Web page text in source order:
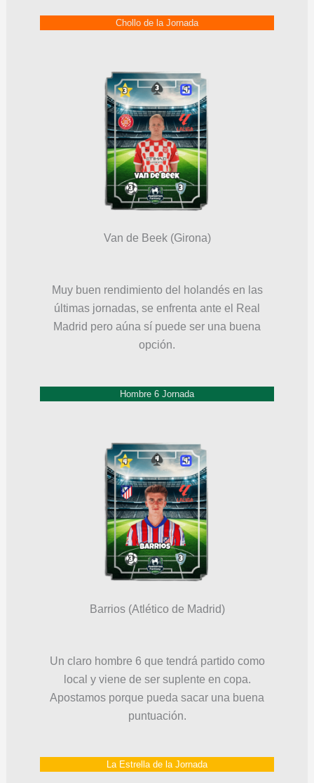
Chollo de la Jornada
Van de Beek (Girona)
Muy buen rendimiento del holandés en las
últimas jornadas, se enfrenta ante el Real
Madrid pero aúna sí puede ser una buena
opción.
Hombre 6 Jornada
Barrios (Atlético de Madrid)
Un claro hombre 6 que tendrá partido como
local y viene de ser suplente en copa.
Apostamos porque pueda sacar una buena
puntuación.
La Estrella de la Jornada